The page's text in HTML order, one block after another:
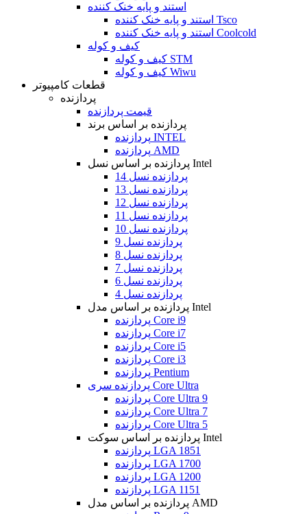
استند و پایه خنک کننده
استند و پایه خنک کننده Tsco
استند و پایه خنک کننده Coolcold
کیف و کوله
کیف و کوله STM
کیف و کوله Wiwu
قطعات کامپیوتر
پردازنده
قیمت پردازنده
پردازنده بر اساس برند
پردازنده INTEL
پردازنده AMD
پردازنده بر اساس نسل Intel
پردازنده نسل 14
پردازنده نسل 13
پردازنده نسل 12
پردازنده نسل 11
پردازنده نسل 10
پردازنده نسل 9
پردازنده نسل 8
پردازنده نسل 7
پردازنده نسل 6
پردازنده نسل 4
پردازنده بر اساس مدل Intel
پردازنده Core i9
پردازنده Core i7
پردازنده Core i5
پردازنده Core i3
پردازنده Pentium
پردازنده سری Core Ultra
پردازنده Core Ultra 9
پردازنده Core Ultra 7
پردازنده Core Ultra 5
پردازنده بر اساس سوکت Intel
پردازنده LGA 1851
پردازنده LGA 1700
پردازنده LGA 1200
پردازنده LGA 1151
پردازنده بر اساس مدل AMD